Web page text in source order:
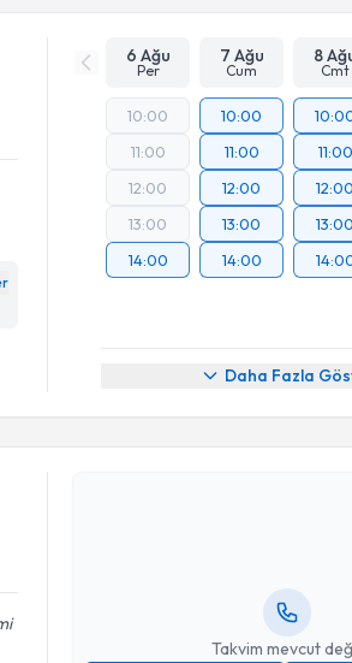
6 Ağu
Per
7 Ağu
Cum
8
Cmt
10:00
11:00
12:00
13:00
14:00
10:00
11:00
12:00
13:00
14:00
11:00
12:00
13:00
Daha Fazla
Takvim mevcut